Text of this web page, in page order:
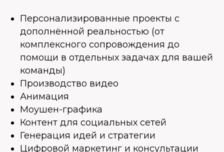
Персонализированные проекты с
дополнённой реальностью (от
комплексного сопровождения до
помощи в отдельных задачах для вашей
команды)
Производство видео
Анимация
Моушен-графика
Контент для социальных сетей
Генерация идей и стратегии
Цифровой маркетинг и консультации